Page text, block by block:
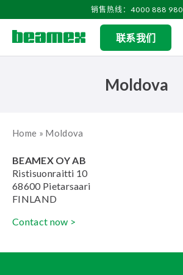
销售热线：4000 888 980
联系我们
Moldova
Home » Moldova
BEAMEX OY AB
Ristisuonraitti 10
68600 Pietarsaari
FINLAND
Contact now >